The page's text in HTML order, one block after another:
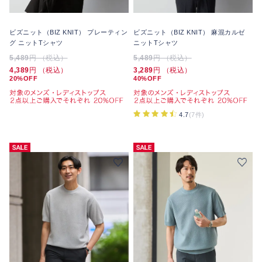
ビズニット（BIZ KNIT） プレーティン
グ ニットTシャツ
5,489円 （税込）
4,389円 （税込）
20%OFF
ビズニット（BIZ KNIT） 麻混カルゼ
ニットTシャツ
5,489円 （税込）
3,289円 （税込）
40%OFF
4.7(7件)